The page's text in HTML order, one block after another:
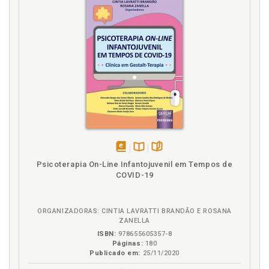
Entrevista. Metodologia. Percurso metodológico.
Realização das entrevistas, p. 155
Escolhas alimentares, p. 86
Escolhas alimentares, p. 218
Escuta. Entrevista. Condutas para a escuta,
transcrição e análise das entrevistas, p. 156
Estado de espírito. Relação da alimentação com o
estado de espírito, p. 74
Estado de espírito. Relação da alimentação com o
estado de espírito, p. 209
Estar bem. Relação da alimentação com o estado de
Ética. Dimensões éticas do estudo, p. 169
Família. Hábito alimentar da família, p. 94
Família. Relação com irmãos, p. 103
disponível
em
Disponível
na
páginas
Psicoterapia On-Line Infantojuvenil em Tempos de
COVID-19
ORGANIZADORAS: CINTIA LAVRATTI BRANDÃO E ROSANA
ZANELLA
ISBN: 978655605357-8
Páginas: 180
Publicado em: 25/11/2020